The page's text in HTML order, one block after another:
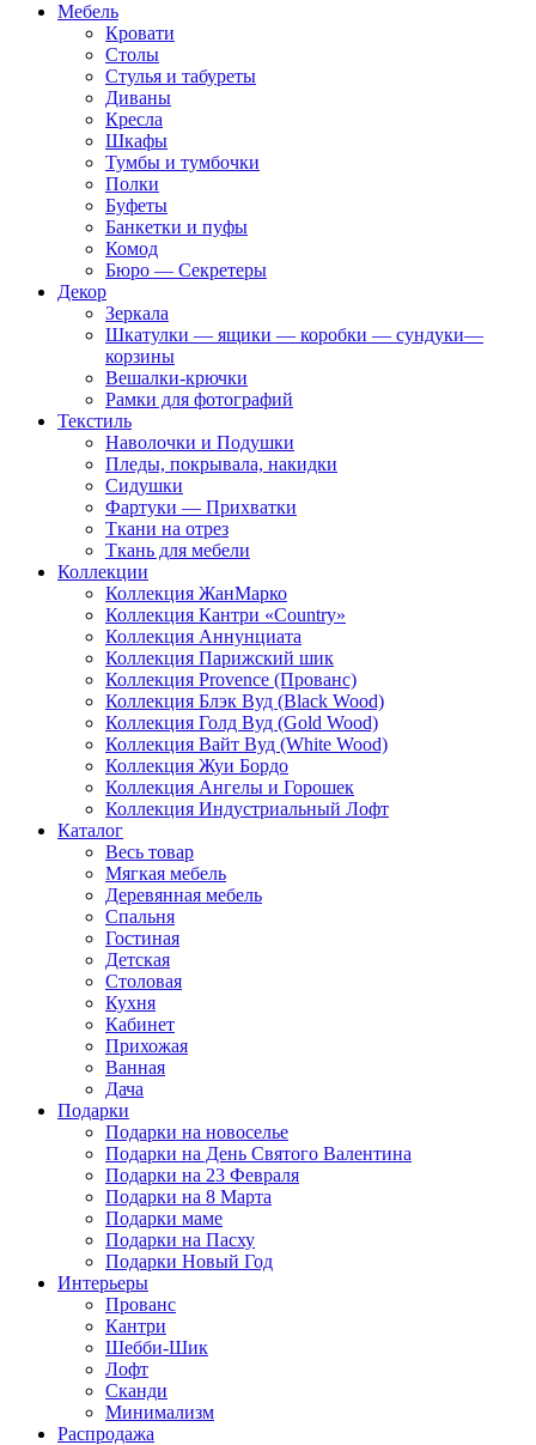
Мебель
Кровати
Столы
Стулья и табуреты
Диваны
Кресла
Шкафы
Тумбы и тумбочки
Полки
Буфеты
Банкетки и пуфы
Комод
Бюро — Секретеры
Декор
Зеркала
Шкатулки — ящики — коробки — сундуки—
корзины
Вешалки-крючки
Рамки для фотографий
Текстиль
Наволочки и Подушки
Пледы, покрывала, накидки
Сидушки
Фартуки — Прихватки
Ткани на отрез
Ткань для мебели
Коллекции
Коллекция ЖанМарко
Коллекция Кантри «Country»
Коллекция Аннунциата
Коллекция Парижский шик
Коллекция Provence (Прованс)
Коллекция Блэк Вуд (Black Wood)
Коллекция Голд Вуд (Gold Wood)
Коллекция Вайт Вуд (White Wood)
Коллекция Жуи Бордо
Коллекция Ангелы и Горошек
Коллекция Индустриальный Лофт
Каталог
Весь товар
Мягкая мебель
Деревянная мебель
Спальня
Гостиная
Детская
Столовая
Кухня
Кабинет
Прихожая
Ванная
Дача
Подарки
Подарки на новоселье
Подарки на День Святого Валентина
Подарки на 23 Февраля
Подарки на 8 Марта
Подарки маме
Подарки на Пасху
Подарки Новый Год
Интерьеры
Прованс
Кантри
Шебби-Шик
Лофт
Сканди
Минимализм
Распродажа